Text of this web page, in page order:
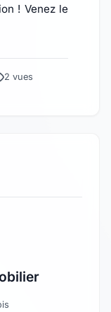
! Venez le
2 vues